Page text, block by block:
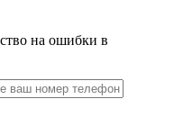
на ошибки в